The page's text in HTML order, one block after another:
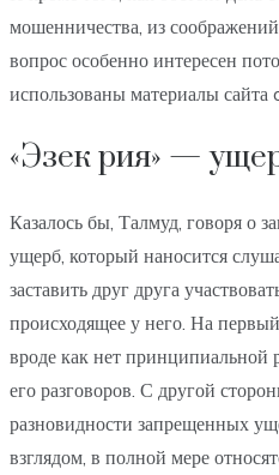
мошенничества, из
вопрос особенно интересен
использованы материалы
«Эзек рия» —
Казалось бы, Талмуд, говоря о
ущерб, который наносится
заставить друг друга
происходящее у него. На
вроде как нет принципиальной
его разговоров. С другой
разновидности запрещенных
взглядом, в полной мере